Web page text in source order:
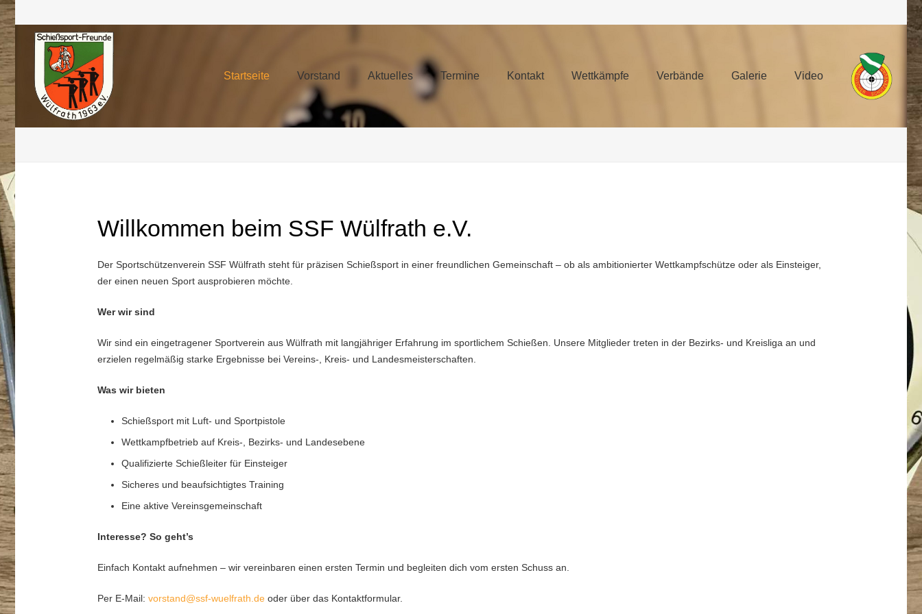
Startseite Vorstand Aktuelles Termine Kontakt Wettkämpfe Verbände Galerie Video
Willkommen beim SSF Wülfrath e.V.
Der Sportschützenverein SSF Wülfrath steht für präzisen Schießsport in einer freundlichen Gemeinschaft – ob als ambitionierter Wettkampfschütze oder als Einsteiger,
der einen neuen Sport ausprobieren möchte.
Wer wir sind
Wir sind ein eingetragener Sportverein aus Wülfrath mit langjähriger Erfahrung im sportlichem Schießen. Unsere Mitglieder treten in der Bezirks- und Kreisliga an und
erzielen regelmäßig starke Ergebnisse bei Vereins-, Kreis- und Landesmeisterschaften.
Was wir bieten
Schießsport mit Luft- und Sportpistole
Wettkampfbetrieb auf Kreis-, Bezirks- und Landesebene
Qualifizierte Schießleiter für Einsteiger
Sicheres und beaufsichtigtes Training
Eine aktive Vereinsgemeinschaft
Interesse? So geht’s
Einfach Kontakt aufnehmen – wir vereinbaren einen ersten Termin und begleiten dich vom ersten Schuss an.
Per E-Mail: vorstand@ssf-wuelfrath.de oder über das Kontaktformular.